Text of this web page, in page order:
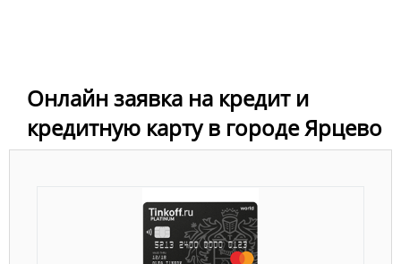
Онлайн заявка на кредит и
кредитную карту в городе Ярцево